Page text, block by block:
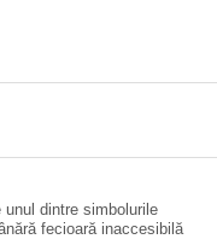
dintre simbolurile
fecioară inaccesibilă